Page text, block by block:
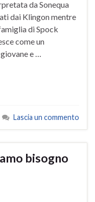
da Sonequa
dai Klingon mentre
di Spock
come un
e …
Lascia un commento
bisogno